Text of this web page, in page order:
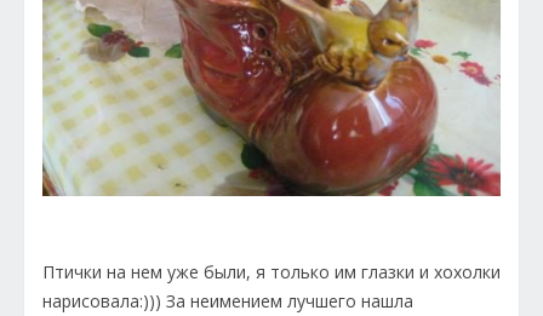
Птички на нем уже были, я только им глазки и хохолки
нарисовала:))) За неимением лучшего нашла